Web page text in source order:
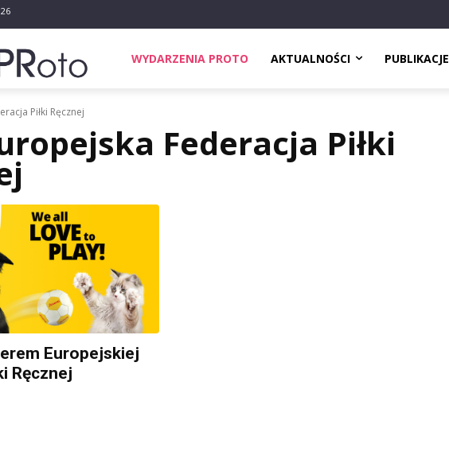
WYDARZENIA PROTO AKTUALNOŚCI PUBLIKACJE
Piłki Ręcznej
Federacja Piłki
Europejskiej
Ręcznej